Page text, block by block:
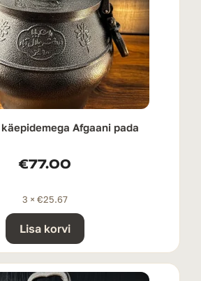
Afgaani pada
€77.00
3 × €25.67
Lisa korvi